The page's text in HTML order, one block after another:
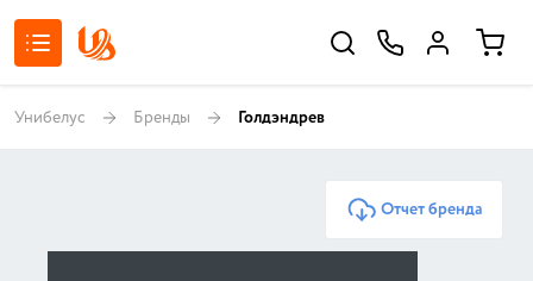
Унибелус Бренды Голдэндрев
Отчет бренда